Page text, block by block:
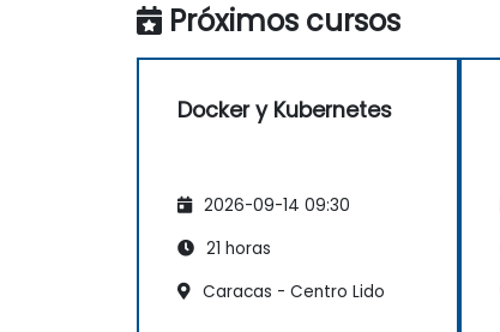
Próximos cursos
Docker y Kubernetes
2026-09-14 09:30
21 horas
Caracas - Centro Lido